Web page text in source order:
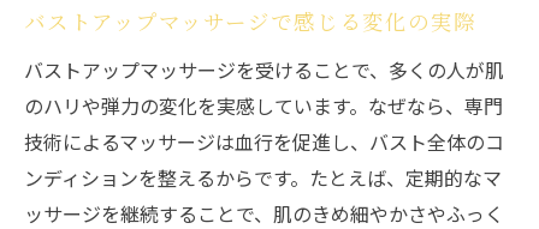
バストアップマッサージで感じる変化の実際
バストアップマッサージを受けることで、多くの人が肌
のハリや弾力の変化を実感しています。なぜなら、専門
技術によるマッサージは血行を促進し、バスト全体のコ
ンディションを整えるからです。たとえば、定期的なマ
ッサージを継続することで、肌のきめ細やかさやふっく